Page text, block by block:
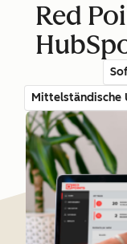
Red
Mittelständische